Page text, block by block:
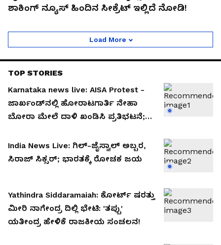
ಶಾಕಿಂಗ್ ನ್ಯೂಸ್ ಹಿಂದಿನ ಸೀಕ್ರೆಟ್ ಇಲ್ಲಿದೆ ನೋಡಿ!
Load More
TOP STORIES
Karnataka news live: AISA Protest -
ಜಾರ್ಖಂಡ್‌ನಲ್ಲಿ ಹೋರಾಟಗಾರ್ತಿ ನೇಹಾ
ಬೋರಾ ಮೇಲೆ ದಾಳಿ ಖಂಡಿಸಿ ಪ್ರತಿಭಟನೆ;
India News Live: ಗಿಲ್-ಜೈಸ್ವಾಲ್ ಅಬ್ಬರ,
ಸಿರಾಜ್ ಸಿಕ್ಸರ್; ಭಾರತಕ್ಕೆ ರೋಚಕ ಜಯ
Yathindra Siddaramaiah: ಕೋರ್ಟ್ ಷರತ್ತು
ಮೀರಿ ನಾಗೇಂದ್ರ ದಿಲ್ಲಿ ಭೇಟಿ: 'ತಪ್ಪು'
ಯತೀಂದ್ರ ಹೇಳಿಕೆ ರಾಜಕೀಯ ಸಂಚಲನ!